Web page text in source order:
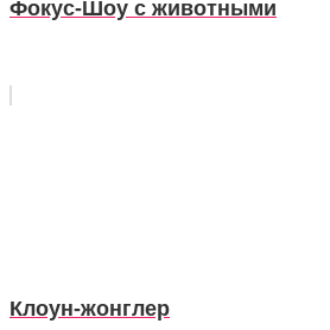
Фокус-Шоу с животными
Клоун-жонглер